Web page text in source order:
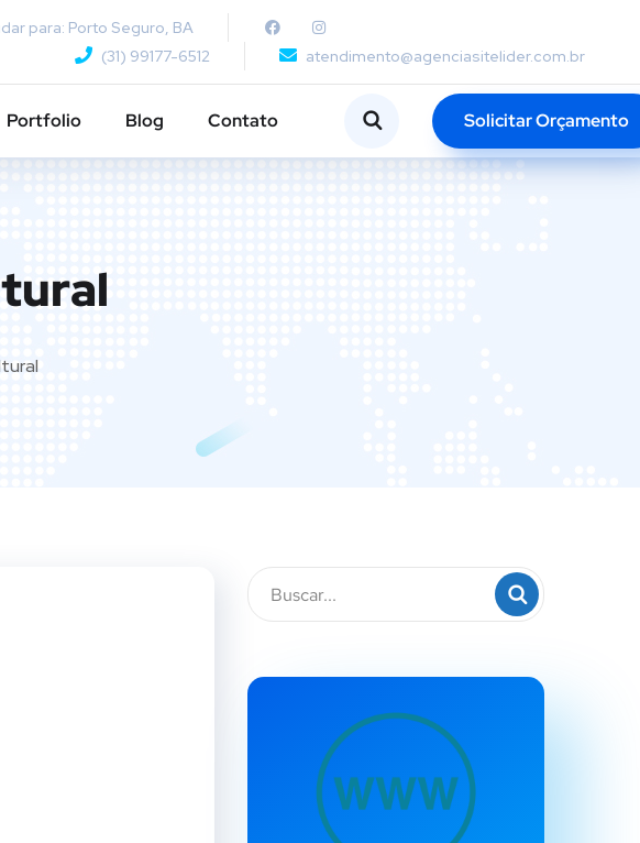
para: Porto Seguro, BA
(31) 99177-6512
atendimento@agenciasitelider.com.br
Portfolio Blog Contato Solicitar Orçamento